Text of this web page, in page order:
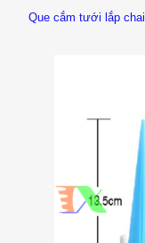
Que cắm tưới lắp chai